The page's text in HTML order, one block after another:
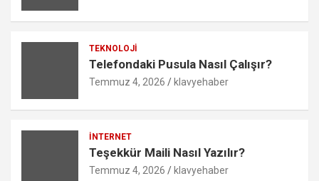
TEKNOLOJI
Telefondaki Pusula Nasıl Çalışır?
Temmuz 4, 2026 klavyehaber
İNTERNET
Teşekkür Maili Nasıl Yazılır?
Temmuz 4, 2026 klavyehaber